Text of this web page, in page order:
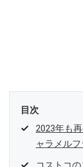
目次
2023年も
ャラメルフ